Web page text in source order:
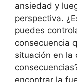
ansiedad y
perspectiva.
puedes
consecuencia
situación en la
encontrar la